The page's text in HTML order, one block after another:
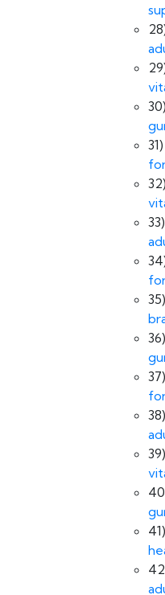
30)
31)
32)
33)
35)
36)
37)
38)
39)
41)